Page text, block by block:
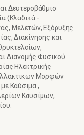
Δευτεροβάθμιο
(Κλαδικά -
Μελετών, Εξόρυξης
Διακίνησης και
Διανομής Φυσικού
Ηλεκτρικής
Μορφών
Καύσιμα ,
Καυσίμων,